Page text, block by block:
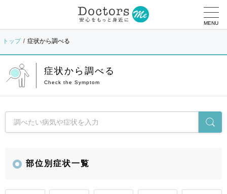
MENU
トップ 症状から調べる
症状から調べる
部位別症状一覧